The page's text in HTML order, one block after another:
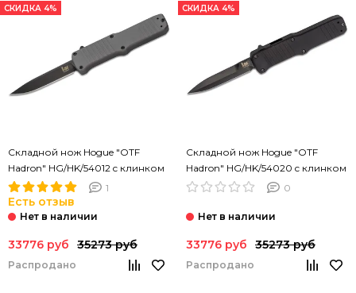
СКИДКА 4%
Складной нож Hogue "OTF
Hadron" HG/HK/54012 c клинком
из стали 154CM, рукоять
алюминий
1
Есть отзыв
33776 руб 35273 руб
Распродано
СКИДКА 4%
Складной нож Hogue "OTF
Hadron" HG/HK/54020 c клинком
из стали 154CM, рукоять
0
33776 руб 35273 руб
Распродано